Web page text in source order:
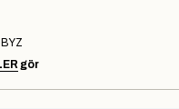
gör